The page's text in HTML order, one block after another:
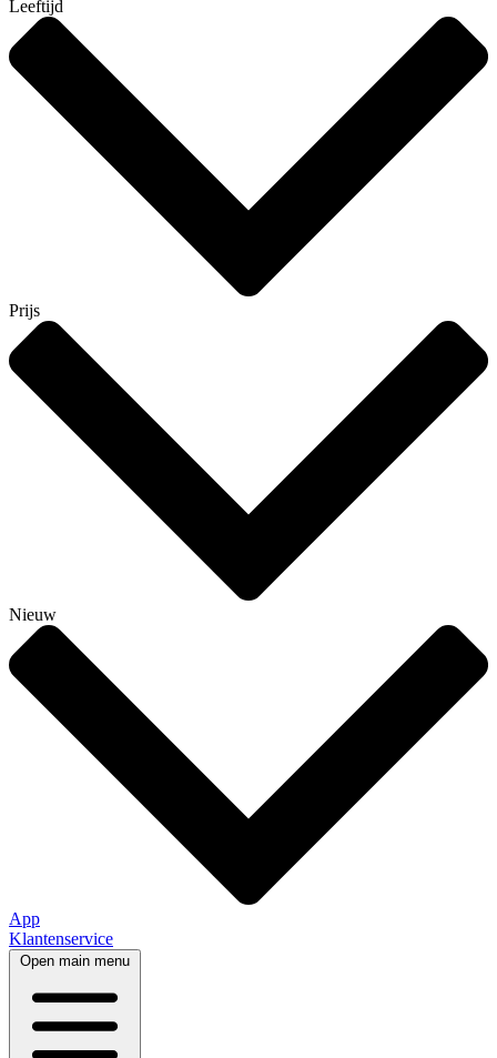
Leeftijd
Prijs
Nieuw
App
Klantenservice
Open main menu